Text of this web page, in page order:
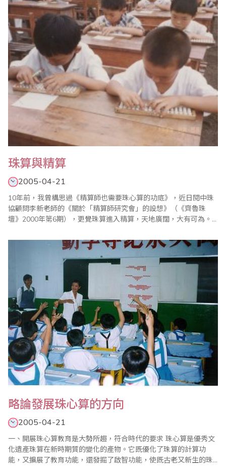
有一定的計算能力，以適應加強企業管理，提高財會、統計工作的
質量，以保證經濟核算工作的準..
珠算與精算
2005-04-21
10年前，我曾構思過《精算師也需要珠心算的功底》，近日閱中珠
協顧問李新老師的《關於「精算師研究會」的設想》（《齊魯珠
壇》2000年第6期），更覺珠算進入精算，天地廣闊，大有可為。
卓絕，對我國經濟、文化和科學發展起到了不可低估的作用。曾被
英國著名學者李約瑟譽為中國古代第5大發明。由於珠算具有良好的
實用計算、啟智教育和理..
略論發展珠心算的方向
2005-04-21
一、開展珠心算教育是大勢所趨，符合時代的要求 珠心算是優秀文
化遺產珠算在新時期質的變化的產物。它既優化了珠算的計算功
能，又擴展了教育功能，還發掘了啟智功能，使既古老又新生的珠